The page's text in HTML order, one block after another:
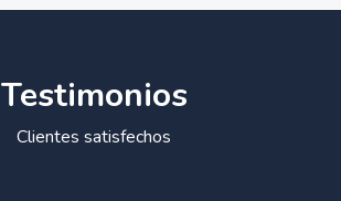
Testimonios
Clientes satisfechos